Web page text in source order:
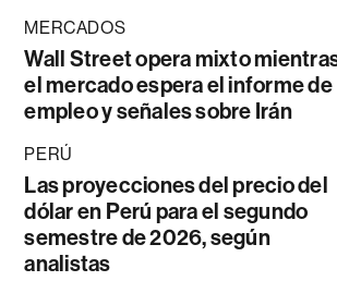
MERCADOS
Wall Street opera mixto
el mercado espera el informe de
empleo y señales sobre Irán
PERÚ
Las proyecciones del precio del
dólar en Perú para el segundo
semestre de 2026, según
analistas